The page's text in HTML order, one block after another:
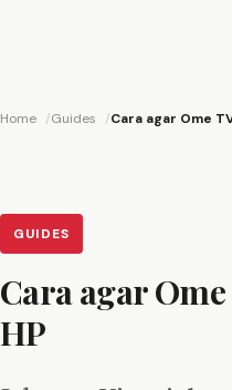
Home Guides Cara agar Ome
GUIDES
Cara agar
HP